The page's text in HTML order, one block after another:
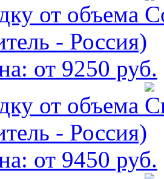
от объема
- Россия)
от 9250 руб.
от объема
- Россия)
от 9450 руб.